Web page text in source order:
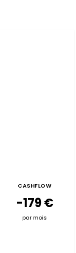
CASHFLOW
-179 €
par mois